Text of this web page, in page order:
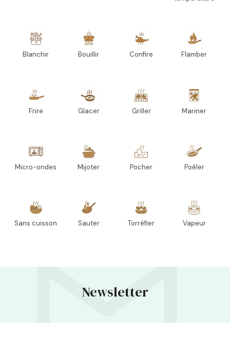
Blanchir Bouillir Confire Flamber
Frire Glacer Griller Mariner
Micro-ondes Mijoter Pocher Poêler
Sans cuisson Sauter Torréfier Vapeur
Newsletter